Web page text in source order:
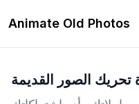
Animate Old Photos
تحريك الصور القديمة